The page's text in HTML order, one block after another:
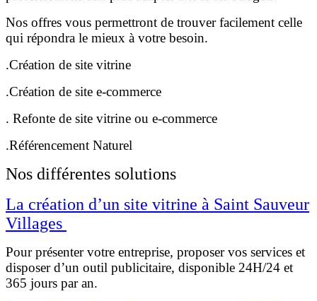
Nos offres vous permettront de trouver facilement celle
qui répondra le mieux à votre besoin.
.Création de site vitrine
.Création de site e-commerce
. Refonte de site vitrine ou e-commerce
.Référencement Naturel
Nos différentes solutions
La création d’un site vitrine à Saint Sauveur
Villages
Pour présenter votre entreprise, proposer vos services et
disposer d’un outil publicitaire, disponible 24H/24 et
365 jours par an.